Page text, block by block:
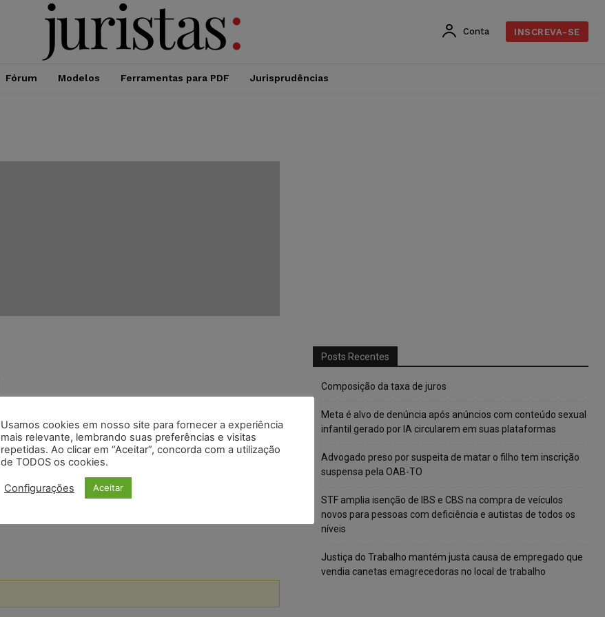
Conta INSCREVA-SE
Fórum Modelos Ferramentas para PDF Jurisprudências
Posts Recentes
Composição da taxa de juros
Meta é alvo de denúncia após anúncios com conteúdo sexual
infantil gerado por IA circularem em suas plataformas
Advogado preso por suspeita de matar o filho tem inscrição
suspensa pela OAB-TO
STF amplia isenção de IBS e CBS na compra de veículos
novos para pessoas com deficiência e autistas de todos os
níveis
Justiça do Trabalho mantém justa causa de empregado que
vendia canetas emagrecedoras no local de trabalho
Usamos cookies em nosso site para fornecer a experiência
mais relevante, lembrando suas preferências e visitas
repetidas. Ao clicar em “Aceitar”, concorda com a utilização
de TODOS os cookies.
Configurações Aceitar